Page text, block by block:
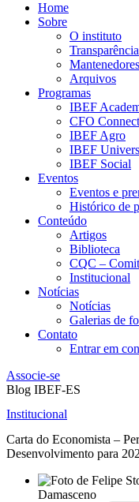
Home
Sobre
O instituto
Transparência
Mantenedores
Arquivos
Programas
IBEF
CFO
IBEF Agro
IBEF
IBEF Social
Eventos
Eventos e
Histórico de
Conteúdo
Artigos
Biblioteca
CQC –
Institucional
Notícias
Notícias
Galerias de
Contato
Entrar em
Associe-se
Blog IBEF-ES
Institucional
Carta do Economista –
Desenvolvimento para
Damasceno